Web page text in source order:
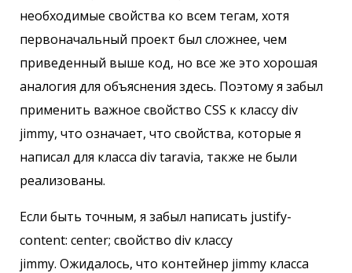
необходимые свойства ко всем тегам, хотя
первоначальный проект был сложнее, чем
приведенный выше код, но все же это хорошая
аналогия для объяснения здесь. Поэтому я забыл
применить важное свойство CSS к классу div
jimmy, что означает, что свойства, которые я
написал для класса div taravia, также не были
реализованы.
Если быть точным, я забыл написать justify-
content: center; свойство div классу
jimmy. Ожидалось, что контейнер jimmy класса